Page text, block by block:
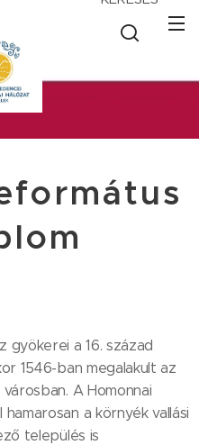
gyökerei a 16. század
1546-ban megalakult az
A Homonnai
a környék vallási
település is